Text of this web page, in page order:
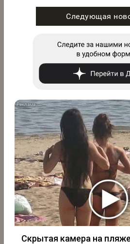
Следующая
Скрытая камера на